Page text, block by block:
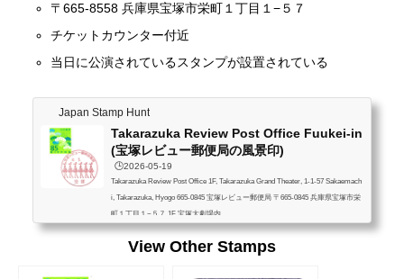
〒665-8558 兵庫県宝塚市栄町１丁目１−５７
チケットカウンター付近
当日に公演されているスタンプが設置されている
Japan Stamp Hunt
Takarazuka Review Post Office Fuukei-in
(宝塚レビュー郵便局の風景印)
🕒️2026-05-19
Takarazuka Review Post Office 1F, Takarazuka Grand Theater, 1-1-57 Sakaemach
i, Takarazuka, Hyogo 665-0845 宝塚レビュー郵便局 〒665-0845 兵庫県宝塚市栄
町１丁目１−５７ 1F 宝塚大劇場内
View Other Stamps